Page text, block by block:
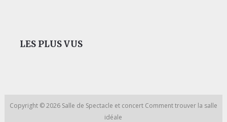
LES PLUS VUS
Copyright © 2026 Salle de Spectacle et concert Comment trouver la salle
idéale